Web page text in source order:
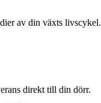
av din växts livscykel.
direkt till din dörr.